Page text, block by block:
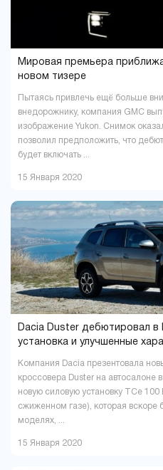
Мировая премьера
новом тизере
Пытаясь привлечь ещё больше
внедорожнику, компания GMC
изображение Yukon. Снимок
позволил предположить, что
будет включать ...
15 Января 2020
Dacia Duster дебютировал в
установка и улучшенные
Компания Dacia презентовала
кроссовера Duster на автосалоне
новую силовую установку TCe 100
сжиженном газе), которая вскоре
моделях, ...
15 Января 2020